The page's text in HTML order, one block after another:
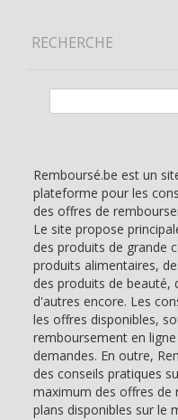
RECHERCHE
Remboursé.be est un
plateforme pour les
des offres de
Le site propose
des produits de grande
produits alimentaires,
des produits de beauté,
d'autres encore. Les
les offres disponibles,
remboursement en
demandes. En outre,
des conseils pratiques
maximum des offres de
plans disponibles sur le